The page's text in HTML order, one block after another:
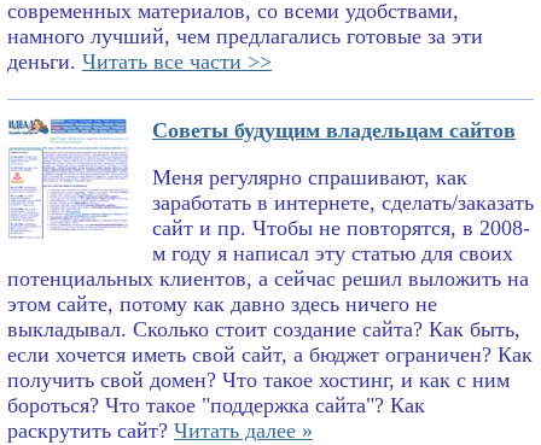
современных материалов, со всеми удобствами,
намного лучший, чем предлагались готовые за эти
деньги. Читать все части >>
Советы будущим владельцам сайтов
Меня регулярно спрашивают, как
заработать в интернете, сделать/заказать
сайт и пр. Чтобы не повторятся, в 2008-
м году я написал эту статью для своих
потенциальных клиентов, а сейчас решил выложить на
этом сайте, потому как давно здесь ничего не
выкладывал. Сколько стоит создание сайта? Как быть,
если хочется иметь свой сайт, а бюджет ограничен? Как
получить свой домен? Что такое хостинг, и как с ним
бороться? Что такое "поддержка сайта"? Как
раскрутить сайт? Читать далее »